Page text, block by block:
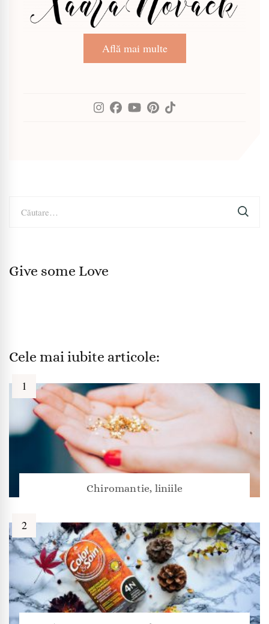
Află mai multe
după:
Give some Love
Cele mai iubite articole:
Chiromantie, liniile